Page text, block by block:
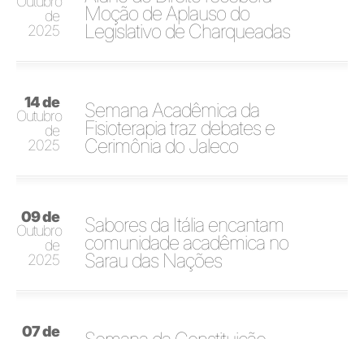
de
2025
Moção de Aplauso do
Legislativo de Charqueadas
14 de
Outubro
de
2025
Semana Acadêmica da
Fisioterapia traz debates e
Cerimônia do Jaleco
09 de
Outubro
de
2025
Sabores da Itália encantam
comunidade acadêmica no
Sarau das Nações
07 de